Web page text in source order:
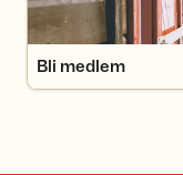
Bli medlem